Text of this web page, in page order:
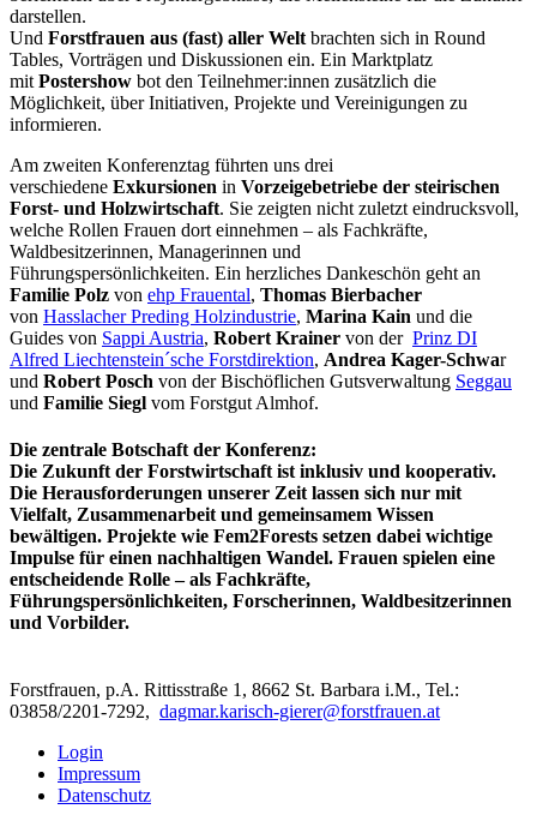
darstellen.
Und Forstfrauen aus (fast) aller Welt brachten sich in Round
Tables, Vorträgen und Diskussionen ein. Ein Marktplatz
mit Postershow bot den Teilnehmer:innen zusätzlich die
Möglichkeit, über Initiativen, Projekte und Vereinigungen zu
informieren.
Am zweiten Konferenztag führten uns drei
verschiedene Exkursionen in Vorzeigebetriebe der steirischen
Forst- und Holzwirtschaft. Sie zeigten nicht zuletzt eindrucksvoll,
welche Rollen Frauen dort einnehmen – als Fachkräfte,
Waldbesitzerinnen, Managerinnen und
Führungspersönlichkeiten. Ein herzliches Dankeschön geht an
Familie Polz von ehp Frauental, Thomas Bierbacher
von Hasslacher Preding Holzindustrie, Marina Kain und die
Guides von Sappi Austria, Robert Krainer von der Prinz DI
Alfred Liechtenstein´sche Forstdirektion, Andrea Kager-Schwar
und Robert Posch von der Bischöflichen Gutsverwaltung Seggau
und Familie Siegl vom Forstgut Almhof.
Die zentrale Botschaft der Konferenz:
Die Zukunft der Forstwirtschaft ist inklusiv und kooperativ.
Die Herausforderungen unserer Zeit lassen sich nur mit
Vielfalt, Zusammenarbeit und gemeinsamem Wissen
bewältigen. Projekte wie Fem2Forests setzen dabei wichtige
Impulse für einen nachhaltigen Wandel. Frauen spielen eine
entscheidende Rolle – als Fachkräfte,
Führungspersönlichkeiten, Forscherinnen, Waldbesitzerinnen
und Vorbilder.
Forstfrauen, p.A. Rittisstraße 1, 8662 St. Barbara i.M., Tel.:
03858/2201-7292, dagmar.karisch-gierer@forstfrauen.at
Login
Impressum
Datenschutz